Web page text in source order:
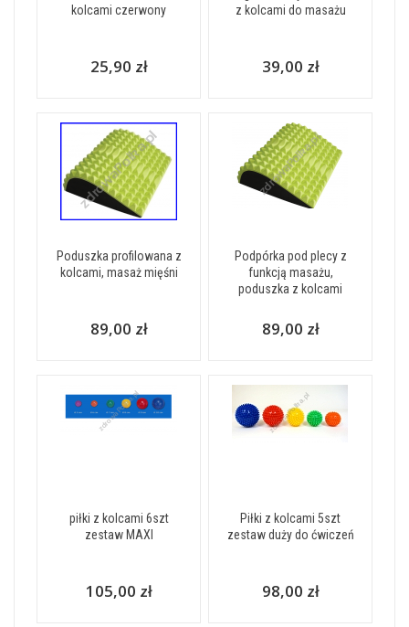
kolcami czerwony
25,90 zł
z kolcami do masażu
39,00 zł
Poduszka profilowana z
kolcami, masaż mięśni
89,00 zł
Podpórka pod plecy z
funkcją masażu,
poduszka z kolcami
89,00 zł
piłki z kolcami 6szt
zestaw MAXI
105,00 zł
Piłki z kolcami 5szt
zestaw duży do ćwiczeń
98,00 zł